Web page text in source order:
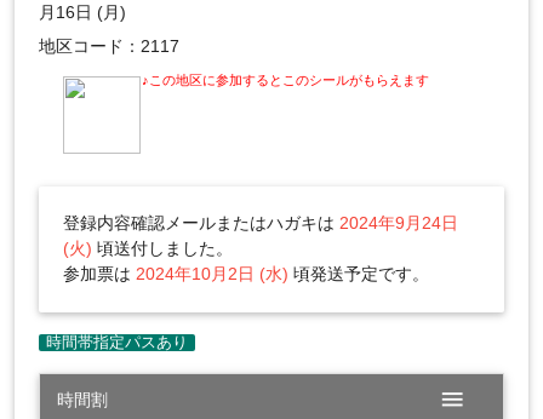
月16日 (月)
地区コード：2117
♪この地区に参加するとこのシールがもらえます
登録内容確認メールまたはハガキは 2024年9月24日
(火) 頃送付しました。
参加票は 2024年10月2日 (水) 頃発送予定です。
時間割 menu